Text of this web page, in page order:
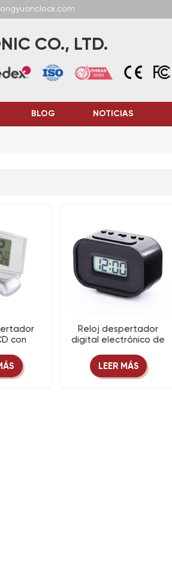
CO., LTD.
BLOG NOTICIAS
con
venta al
Reloj despertador
digital electrónico de
repetición,
personalizado, de
LEER MÁS